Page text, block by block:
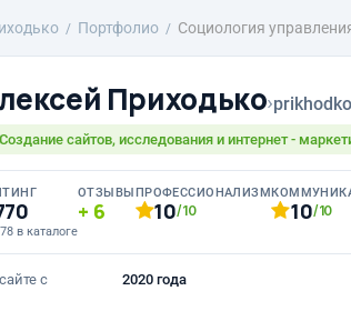
Портфолио Социология
Приходько›
Создание сайтов, исследования и интернет -
в каталоге
ОТЗЫВЫ
6
ПРОФЕССИОНАЛИЗМ
10/10 10/10
с 2020 года